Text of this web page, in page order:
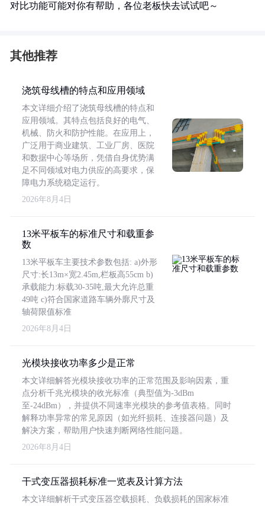
对比功能可能对你有帮助，各位老板快去试试吧～
其他推荐
浇筑母线槽的特点和应用领域
本文详细介绍了浇筑母线槽的特点和
应用领域。其特点包括良好的电气、
机械、防火和防护性能。在应用上，
广泛用于商业建筑、工业厂房、医院
和数据中心等场所，凭借自身优势满
足不同领域对电力供应的高要求，保
障电力系统稳定运行。
2026年8月4日
13米平板车的标准尺寸和载重参
数
13米平板车主要技术参数包括: a)外形
尺寸:长13m×宽2.45m,栏板高55cm b)
承载能力:标载30-35吨,最大允许总重
49吨 c)符合国家道路车辆外廓尺寸及
轴荷限值标准
2026年8月4日
光模块接收功率多少是正常
本文详细解答光模块接收功率的正常范围及影响因素，重
点分析千兆光模块的收光标准（典型值为-3dBm
至-24dBm），并提供不同速率光模块的参考值表格。同时
解释功率异常的常见原因（如光纤损耗、连接器问题）及
解决方案，帮助用户快速判断网络性能问题。
2026年8月4日
干式变压器损耗标准一览表及计算方法
本文详细解析干式变压器空载损耗、负载损耗的国家标准